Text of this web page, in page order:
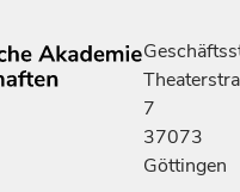
7
37073
Göttingen